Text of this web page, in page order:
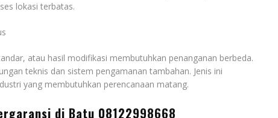
lokasi terbatas.
atau hasil modifikasi membutuhkan penanganan berbeda.
teknis dan sistem pengamanan tambahan. Jenis ini
yang membutuhkan perencanaan matang.
di Batu 08122998668